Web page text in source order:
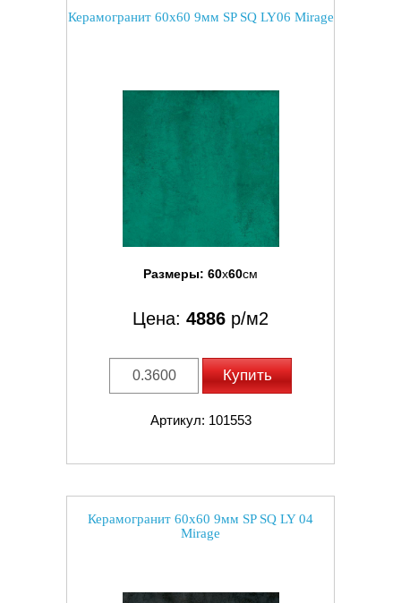
Керамогранит 60x60 9мм SP SQ LY06 Mirage
Размеры: 60x60см
Цена: 4886 р/м2
Купить
Артикул: 101553
Керамогранит 60x60 9мм SP SQ LY 04
Mirage